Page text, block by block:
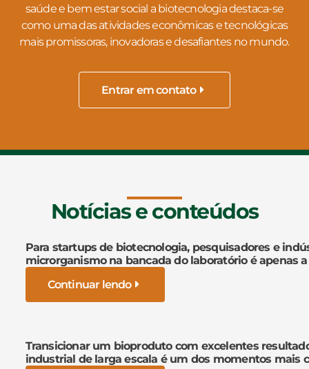
saúde e bem estar social a biotecnologia destaca-se
como uma das atividades econômicas e tecnológicas
mais promissoras, inovadoras e desafiantes no mundo.
Entrar em contato
Notícias e conteúdos
Para startups de biotecnologia, pesquisadores e
microrganismo na bancada do laboratório é apenas
Continuar lendo
Transicionar um bioproduto com excelentes
industrial de larga escala é um dos momentos mais